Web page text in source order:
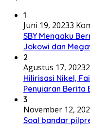
1
Juni 19, 20233
SBY Mengaku
Jokowi dan
2
Agustus 17, 2023
Hilirisasi Nikel,
Penyiaran Berita
3
November 12,
Soal bandar